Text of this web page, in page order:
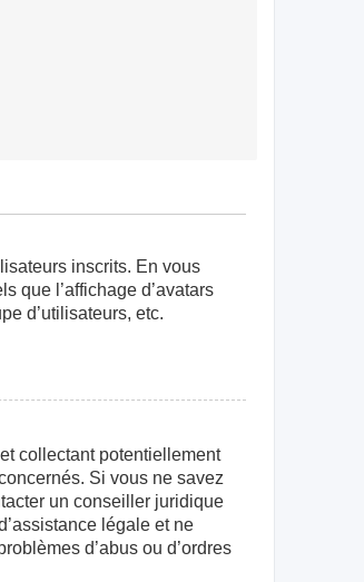
inscrits. En vous
que l’affichage d’avatars
d’utilisateurs, etc.
collectant potentiellement
Si vous ne savez
un conseiller juridique
légale et ne
d’abus ou d’ordres